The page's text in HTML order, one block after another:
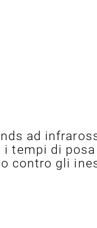
ad
tempi di
contro gli